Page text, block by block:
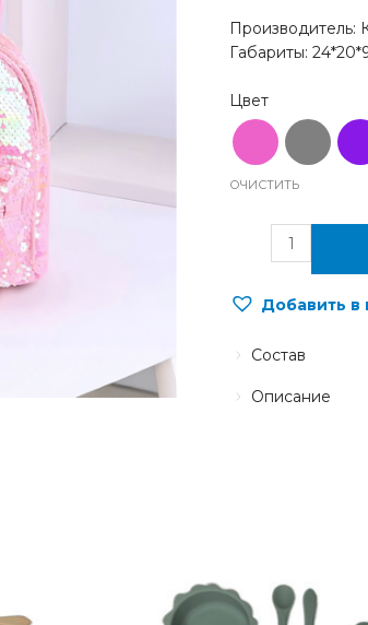
Производитель:
Габариты:
ОЧИСТИТЬ
Добавить в
Описание
Состав